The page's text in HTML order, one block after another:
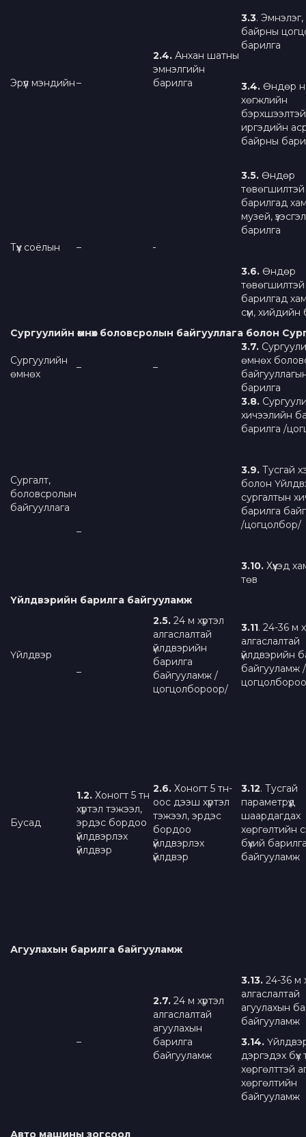
Эрүүл мэндийн–
2.4. Анхан шатны
эмнэлгийн
барилга
3.3. Эмнэлэг,
байрны
барилга
3.4. Өндөр
хөгжлийн
бэрхшээлтэй
иргэдийн
байрны
Түүх соёлын –
3.5. Өндөр
төвөгшилтэй
барилгад
музей,
барилга
3.6. Өндөр
төвөгшилтэй
барилгад
сүм, хийдийн
Сургуулийн өмнөх боловсролын байгууллага болон
Сургуулийн
өмнөх
– –
3.7.
өмнөх
барилга
Сургалт,
боловсролын
байгууллага
–
3.8.
хичээлийн
барилга /
3.9. Тусгай
болон
сургалтын
барилга
/цогцолбор/
3.10. Хүүхэд
төв
Үйлдвэрийн барилга байгууламж
Үйлдвэр
–
2.5. 24 м хүртэл
алгаслалтай
үйлдвэрийн
барилга
байгууламж /
цогцолбороор/
3.11. 24-36 м
алгаслалтай
үйлдвэрийн
байгууламж /
Бусад
1.2. Хоногт 5 тн
хүртэл тэжээл,
эрдэс бордоо
үйлдвэрлэх
үйлдвэр
2.6. Хоногт 5 тн-
оос дээш хүртэл
тэжээл, эрдэс
бордоо
үйлдвэрлэх
үйлдвэр
3.12. Тусгай
параметрүүд
шаардагдах
хөргөлтийн
бүхий
байгууламж
Агуулахын барилга байгууламж
–
2.7. 24 м хүртэл
алгаслалтай
агуулахын
барилга
байгууламж
3.13. 24-36 м
алгаслалтай
агуулахын
байгууламж
3.14.
дэргэдэх
хөргөлттэй
хөргөлтийн
байгууламж
Авто машины зогсоол